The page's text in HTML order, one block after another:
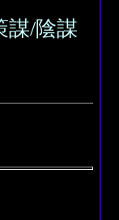
謀/陰謀